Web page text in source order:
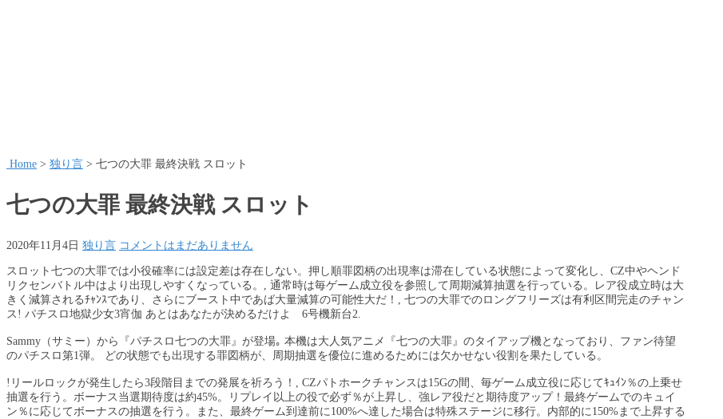
Home > 独り言 > 七つの大罪 最終決戦 スロット
七つの大罪 最終決戦 スロット
2020年11月4日 独り言 コメントはまだありません
スロット七つの大罪では小役確率には設定差は存在しない。押し順罪図柄の出現率は滞在している状態によって変化し、CZ中やヘンド
リクセンバトル中はより出現しやすくなっている。, 通常時は毎ゲーム成立役を参照して周期減算抽選を行っている。レア役成立時は大
きく減算されるﾁｬﾝｽであり、さらにブースト中であば大量減算の可能性大だ！, 七つの大罪でのロングフリーズは有利区間完走のチャン
ス! パチスロ地獄少女3宵伽 あとはあなたが決めるだけよ 6号機新台2.
Sammy（サミー）から『パチスロ七つの大罪』が登場｡ 本機は大人気アニメ『七つの大罪』のタイアップ機となっており、ファン待望
のパチスロ第1弾。 どの状態でも出現する罪図柄が、周期抽選を優位に進めるためには欠かせない役割を果たしている。
!リールロックが発生したら3段階目までの発展を祈ろう！, CZパトホークチャンスは15Gの間、毎ゲーム成立役に応じてｷｭｲﾝ％の上乗せ
抽選を行う。ボーナス当選期待度は約45%。リプレイ以上の役で必ず％が上昇し、強レア役だと期待度アップ！最終ゲームでのキュイ
ン％に応じてボーナスの抽選を行う。また、最終ゲーム到達前に100%へ達した場合は特殊ステージに移行。内部的に150%まで上昇する